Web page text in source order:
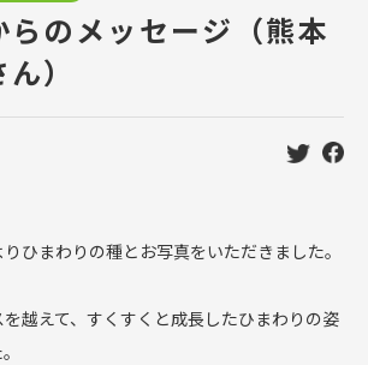
のメッセージ（熊本
）
ひまわりの種とお写真をいただきました。
越えて、すくすくと成長したひまわりの姿